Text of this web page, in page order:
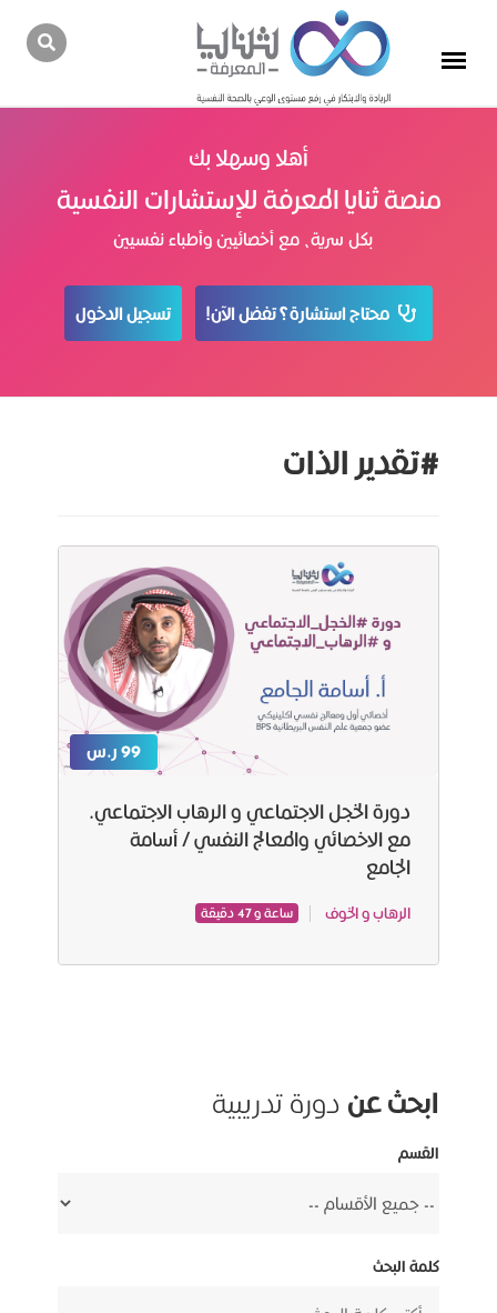
أهلا وسهلا بك
منصة ثنايا المعرفة للإستشارات النفسية
بكل سرية، مع أخصائيين وأطباء نفسيين
محتاج استشارة؟ تفضل الآن! تسجيل الدخول
#تقدير الذات
99 ر.س
دورة الخجل الاجتماعي و الرهاب الاجتماعي.
مع الاخصائي والمعالج النفسي / أسامة
الجامع
الرهاب و الخوف ساعة و 47 دقيقة
ابحث عن دورة تدريبية
القسم
كلمة البحث